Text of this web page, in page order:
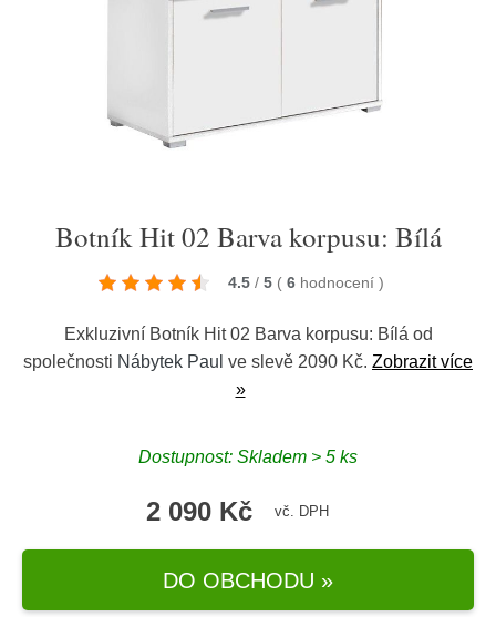
Botník Hit 02 Barva korpusu: Bílá
4.5 / 5 ( 6 hodnocení )
Exkluzivní Botník Hit 02 Barva korpusu: Bílá od
společnosti Nábytek Paul ve slevě 2090 Kč. Zobrazit více
»
Dostupnost: Skladem > 5 ks
2 090 Kč vč. DPH
DO OBCHODU »